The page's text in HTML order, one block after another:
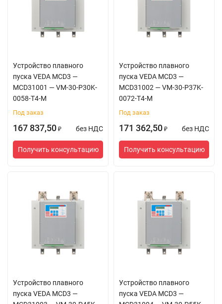
Устройство плавного
пуска VEDA MCD3 —
MCD31001 — VM-30-P30K-
0058-T4-M
Под заказ
167 837,50 ₽ без НДС
Получить консультацию
Устройство плавного
пуска VEDA MCD3 —
MCD31002 — VM-30-P37K-
0072-T4-M
Под заказ
171 362,50 ₽ без НДС
Получить консультацию
Устройство плавного
пуска VEDA MCD3 —
Устройство плавного
пуска VEDA MCD3 —